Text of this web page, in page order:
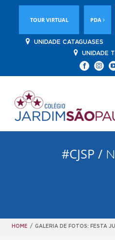
TOUR VIRTUAL PDA
UNIDADE CATAGUASES
UNIDADE
Facebook
#CJSP /
HOME / GALERIA DE FOTOS: FESTA